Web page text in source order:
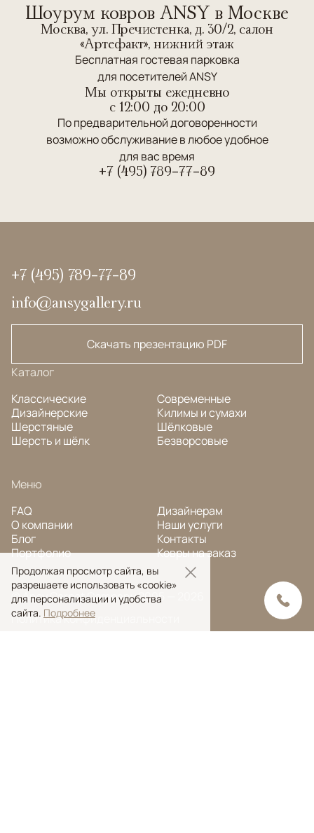
Шоурум ковров ANSY в Москве
Москва, ул. Пречистенка, д. 30/2, салон
«Артефакт», нижний этаж
Бесплатная гостевая парковка
для посетителей ANSY
Мы открыты ежедневно
c 12:00 до 20:00
По предварительной договоренности
возможно обслуживание в любое удобное
для вас время
+7 (495) 789-77-89
+7 (495) 789-77-89
info@ansygallery.ru
Скачать презентацию PDF
Каталог
Классические
Дизайнерские
Шерстяные
Шерсть и шёлк
Современные
Килимы и сумахи
Шёлковые
Безворсовые
Меню
FAQ
О компании
Блог
Портфолио
Дизайнерам
Наши услуги
Контакты
Ковры на заказ
© Ansy Carpet Company 2005 — 2026
Политика конфиденциальности
Продолжая просмотр сайта, вы
разрешаете использовать «cookie»
для персонализации и удобства
сайта. Подробнее